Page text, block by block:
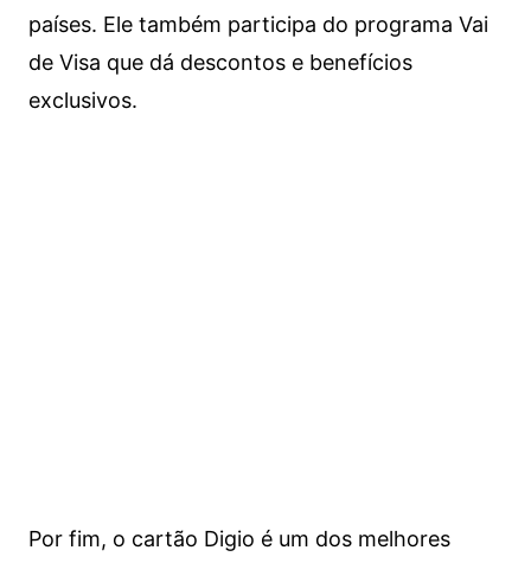
países. Ele também participa do programa Vai
de Visa que dá descontos e benefícios
exclusivos.
Por fim, o cartão Digio é um dos melhores